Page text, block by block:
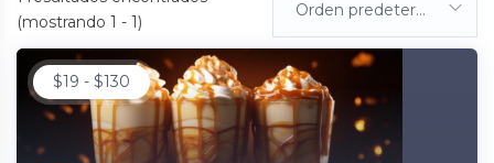
(mostrando 1 - 1)
Orden predeterminada
$19 - $130